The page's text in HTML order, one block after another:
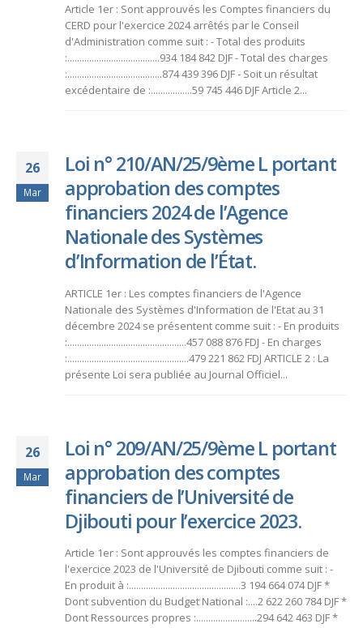
Article 1er : Sont approuvés les Comptes financiers du
CERD pour l'exercice 2024 arrêtés par le Conseil
d'Administration comme suit : - Total des produits
:......................................934 184 842 DJF - Total des charges
:.......................................874 439 396 DJF - Soit un résultat
excédentaire de :.................59 745 446 DJF Article 2...
26
Mar
Loi n° 210/AN/25/9ème L portant
approbation des comptes
financiers 2024 de l’Agence
Nationale des Systèmes
d’Information de l’État.
ARTICLE 1er : Les comptes financiers de l'Agence
Nationale des Systèmes d'Information de l'Etat au 31
décembre 2024 se présentent comme suit : - En produits
:.................................................457 088 876 FDJ - En charges
:..................................................479 221 862 FDJ ARTICLE 2 : La
présente Loi sera publiée au Journal Officiel...
26
Mar
Loi n° 209/AN/25/9ème L portant
approbation des comptes
financiers de l’Université de
Djibouti pour l’exercice 2023.
Article 1er : Sont approuvés les comptes financiers de
l'exercice 2023 de l'Université de Djibouti comme suit : -
En produit à :..............................................3 194 664 074 DJF *
Dont subvention du Budget National :....2 622 260 784 DJF *
Dont Ressources propres :.........................294 642 463 DJF *